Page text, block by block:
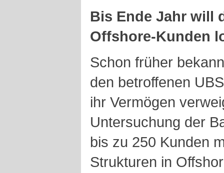
Bis Ende Jahr will
Offshore-Kunden
Schon früher
den betroffenen
ihr Vermögen
Untersuchung der
bis zu 250 Kunden
Strukturen in